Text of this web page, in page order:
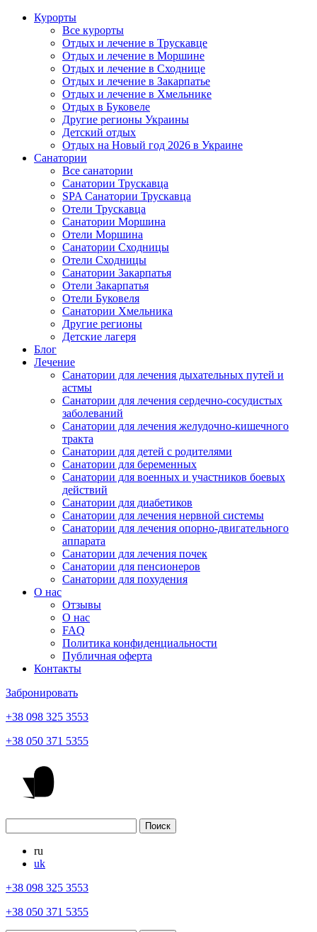
Курорты
Все курорты
Отдых и лечение в Трускавце
Отдых и лечение в Моршине
Отдых и лечение в Сходнице
Отдых и лечение в Закарпатье
Отдых и лечение в Хмельнике
Отдых в Буковеле
Другие регионы Украины
Детский отдых
Отдых на Новый год 2026 в Украине
Санатории
Все санатории
Санатории Трускавца
SPA Санатории Трускавца
Отели Трускавца
Санатории Моршина
Отели Моршина
Санатории Сходницы
Отели Сходницы
Санатории Закарпатья
Отели Закарпатья
Отели Буковеля
Санатории Хмельника
Другие регионы
Детские лагеря
Блог
Лечение
Санатории для лечения дыхательных путей и
астмы
Санатории для лечения сердечно-сосудистых
заболеваний
Санатории для лечения желудочно-кишечного
тракта
Санатории для детей с родителями
Санатории для беременных
Санатории для военных и участников боевых
действий
Санатории для диабетиков
Санатории для лечения нервной системы
Санатории для лечения опорно-двигательного
аппарата
Санатории для лечения почек
Санатории для пенсионеров
Санатории для похудения
О нас
Отзывы
О нас
FAQ
Политика конфиденциальности
Публичная оферта
Контакты
Забронировать
+38 098 325 3553
+38 050 371 5355
ru
uk
+38 098 325 3553
+38 050 371 5355